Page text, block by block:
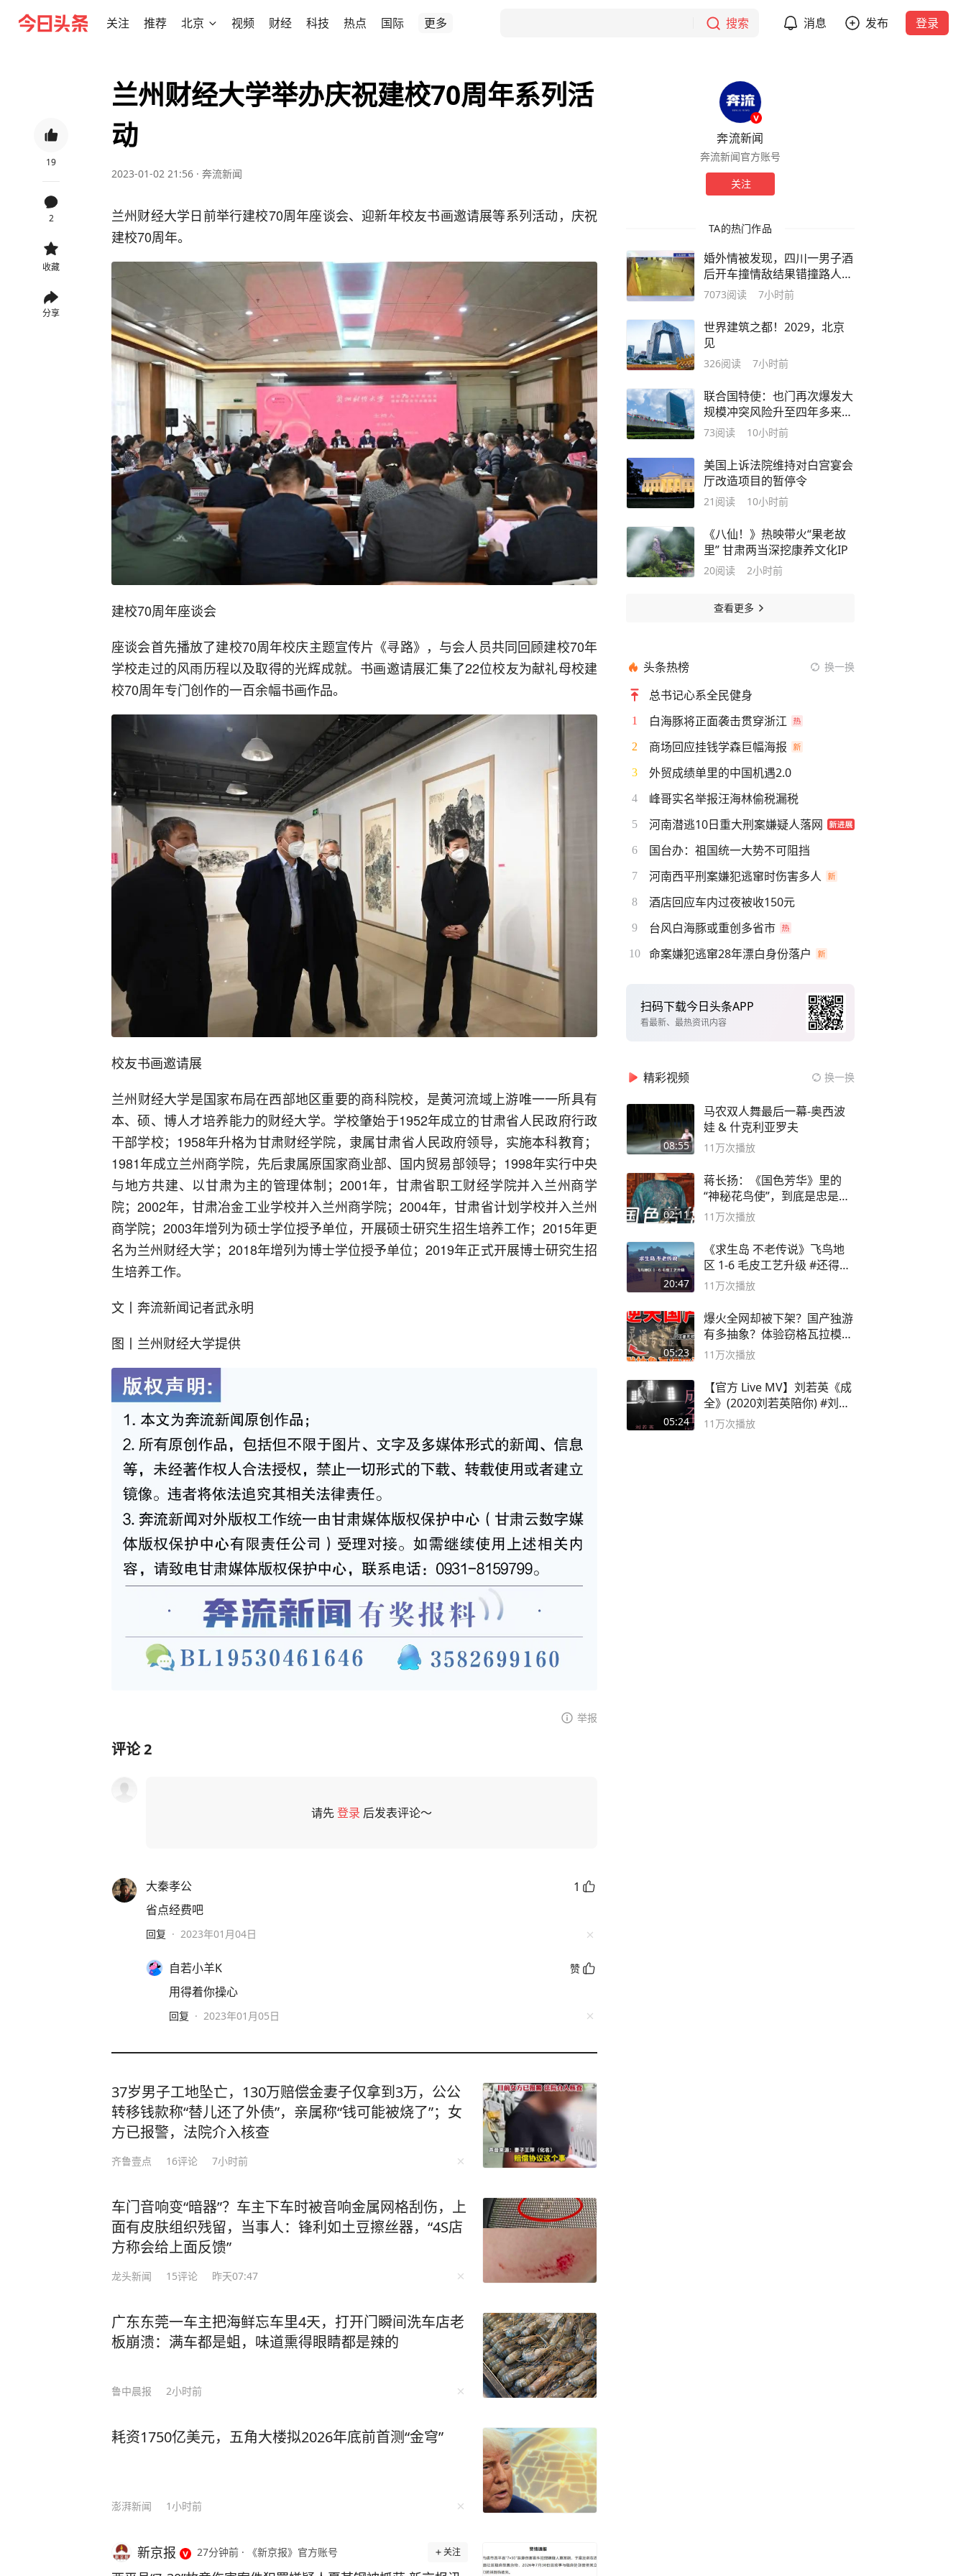
关注 推荐 北京 视频 财经 科技 热点 国际 更多 搜索 消息 发布 登录
19
2
收藏
分享
兰州财经大学举办庆祝建校70周年系列活
动
2023-01-02 21:56 · 奔流新闻
兰州财经大学日前举行建校70周年座谈会、迎新年校友书画邀请展等系列活动，庆祝
建校70周年。
建校70周年座谈会
座谈会首先播放了建校70周年校庆主题宣传片《寻路》，与会人员共同回顾建校70年
学校走过的风雨历程以及取得的光辉成就。书画邀请展汇集了22位校友为献礼母校建
校70周年专门创作的一百余幅书画作品。
校友书画邀请展
兰州财经大学是国家布局在西部地区重要的商科院校，是黄河流域上游唯一一所具有
本、硕、博人才培养能力的财经大学。学校肇始于1952年成立的甘肃省人民政府行政
干部学校；1958年升格为甘肃财经学院，隶属甘肃省人民政府领导，实施本科教育；
1981年成立兰州商学院，先后隶属原国家商业部、国内贸易部领导；1998年实行中央
与地方共建、以甘肃为主的管理体制；2001年，甘肃省职工财经学院并入兰州商学
院；2002年，甘肃冶金工业学校并入兰州商学院；2004年，甘肃省计划学校并入兰州
商学院；2003年增列为硕士学位授予单位，开展硕士研究生招生培养工作；2015年更
名为兰州财经大学；2018年增列为博士学位授予单位；2019年正式开展博士研究生招
生培养工作。
文丨奔流新闻记者武永明
图丨兰州财经大学提供
举报
评论2
请先登录 后发表评论～
大秦孝公
1
省点经费吧
回复 · 2023年01月04日
自若小羊K 赞
用得着你操心
回复 · 2023年01月05日
37岁男子工地坠亡，130万赔偿金妻子仅拿到3万，公公
转移钱款称“替儿还了外债”，亲属称“钱可能被烧了”；女
方已报警，法院介入核查
齐鲁壹点 16评论 7小时前
车门音响变“暗器”？车主下车时被音响金属网格刮伤，上
面有皮肤组织残留，当事人：锋利如土豆擦丝器，“4S店
方称会给上面反馈”
龙头新闻 15评论 昨天07:47
广东东莞一车主把海鲜忘车里4天，打开门瞬间洗车店老
板崩溃：满车都是蛆，味道熏得眼睛都是辣的
鲁中晨报 2小时前
耗资1750亿美元，五角大楼拟2026年底前首测“金穹”
澎湃新闻 1小时前
新京报 27分钟前 · 《新京报》官方账号 关注
奔流新闻
奔流新闻官方账号
关注
TA的热门作品
婚外情被发现，四川一男子酒
后开车撞情敌结果错撞路人，
涉故意杀人罪被判13年
7073阅读 7小时前
世界建筑之都！2029，北京
见
326阅读 7小时前
联合国特使：也门再次爆发大
规模冲突风险升至四年多来最
高水平
73阅读 10小时前
美国上诉法院维持对白宫宴会
厅改造项目的暂停令
21 阅读 10小时前
《八仙！》热映带火“果老故
里” 甘肃两当深挖康养文化IP
20阅读 2小时前
查看更多
头条热榜 换一换
总书记心系全民健身
1 白海豚将正面袭击贯穿浙江
2 商场回应挂钱学森巨幅海报
3 外贸成绩单里的中国机遇2.0
4 峰哥实名举报汪海林偷税漏税
5 河南潜逃10日重大刑案嫌疑人落网
6 国台办：祖国统一大势不可阻挡
7 河南西平刑案嫌犯逃窜时伤害多人
8 酒店回应车内过夜被收150元
9 台风白海豚或重创多省市
10 命案嫌犯逃窜28年漂白身份落户
扫码下载今日头条APP
看最新、最热资讯内容
精彩视频 换一换
08:55
马农双人舞最后一幕-奥西波
娃 & 什克利亚罗夫
11万次播放
02:11
蒋长扬：《国色芳华》里的
“神秘花鸟使”，到底是忠是
奸？
11万次播放
20:47
《求生岛 不老传说》飞鸟地
区 1-6 毛皮工艺升级 #还得是
主机大作
11万次播放
05:23
爆火全网却被下架？国产独游
有多抽象？体验窃格瓦拉模拟
器！
11万次播放
05:24
【官方 Live MV】刘若英《成
全》(2020刘若英陪你) #刘若
英 #成全
11万次播放